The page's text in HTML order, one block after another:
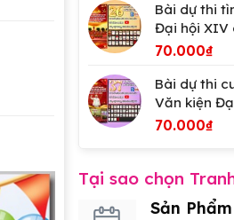
Bài dự thi
Đại hội XIV
Đại hội
70.000₫
Bài dự thi
Văn kiện
lần thứ XIV
70.000₫
Tại sao chọn
Sản